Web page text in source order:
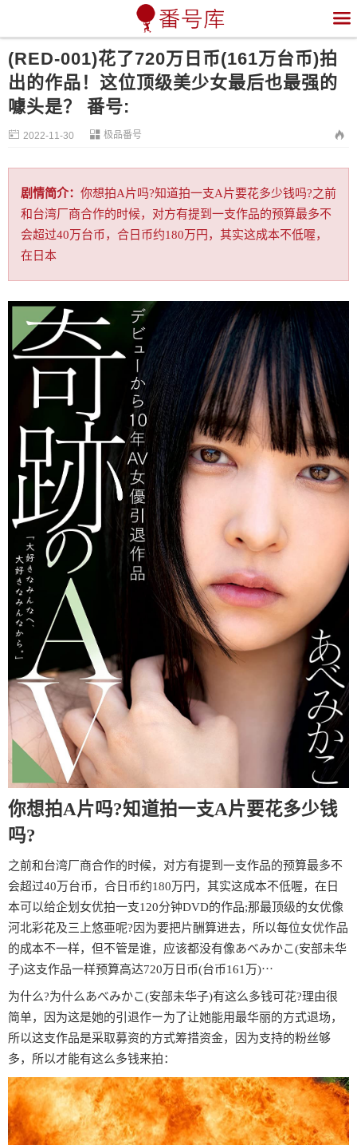

(RED-001)花了720万日币(161万台币)拍
出的作品！这位顶级美少女最后也最强的
噱头是？ 番号:
 2022-11-30  极品番号 
剧情简介： 你想拍A片吗?知道拍一支A片要花多少钱吗?之前
和台湾厂商合作的时候，对方有提到一支作品的预算最多不
会超过40万台币，合日币约180万円，其实这成本不低喔，
在日本
你想拍A片吗?知道拍一支A片要花多少钱
吗?
之前和台湾厂商合作的时候，对方有提到一支作品的预算最多不
会超过40万台币，合日币约180万円，其实这成本不低喔，在日
本可以给企划女优拍一支120分钟DVD的作品;那最顶级的女优像
河北彩花及三上悠亜呢?因为要把片酬算进去，所以每位女优作品
的成本不一样，但不管是谁，应该都没有像あべみかこ(安部未华
子)这支作品一样预算高达720万日币(台币161万)⋯
为什么?为什么あべみかこ(安部未华子)有这么多钱可花?理由很
简单，因为这是她的引退作ー为了让她能用最华丽的方式退场，
所以这支作品是采取募资的方式筹措资金，因为支持的粉丝够
多，所以才能有这么多钱来拍：